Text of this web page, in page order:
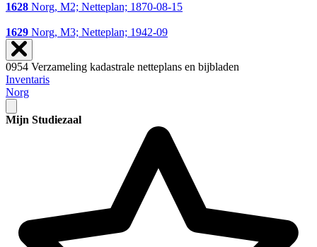
1628 Norg, M2; Netteplan; 1870-08-15
1629 Norg, M3; Netteplan; 1942-09
0954 Verzameling kadastrale netteplans en bijbladen
Inventaris
Norg
Mijn Studiezaal